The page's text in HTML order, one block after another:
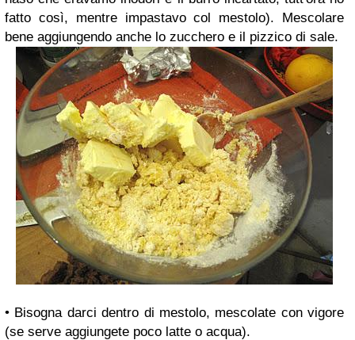
fatto così, mentre impastavo col mestolo). Mescolare
bene aggiungendo anche lo zucchero e il pizzico di sale.
• Bisogna darci dentro di mestolo, mescolate con vigore
(se serve aggiungete poco latte o acqua).